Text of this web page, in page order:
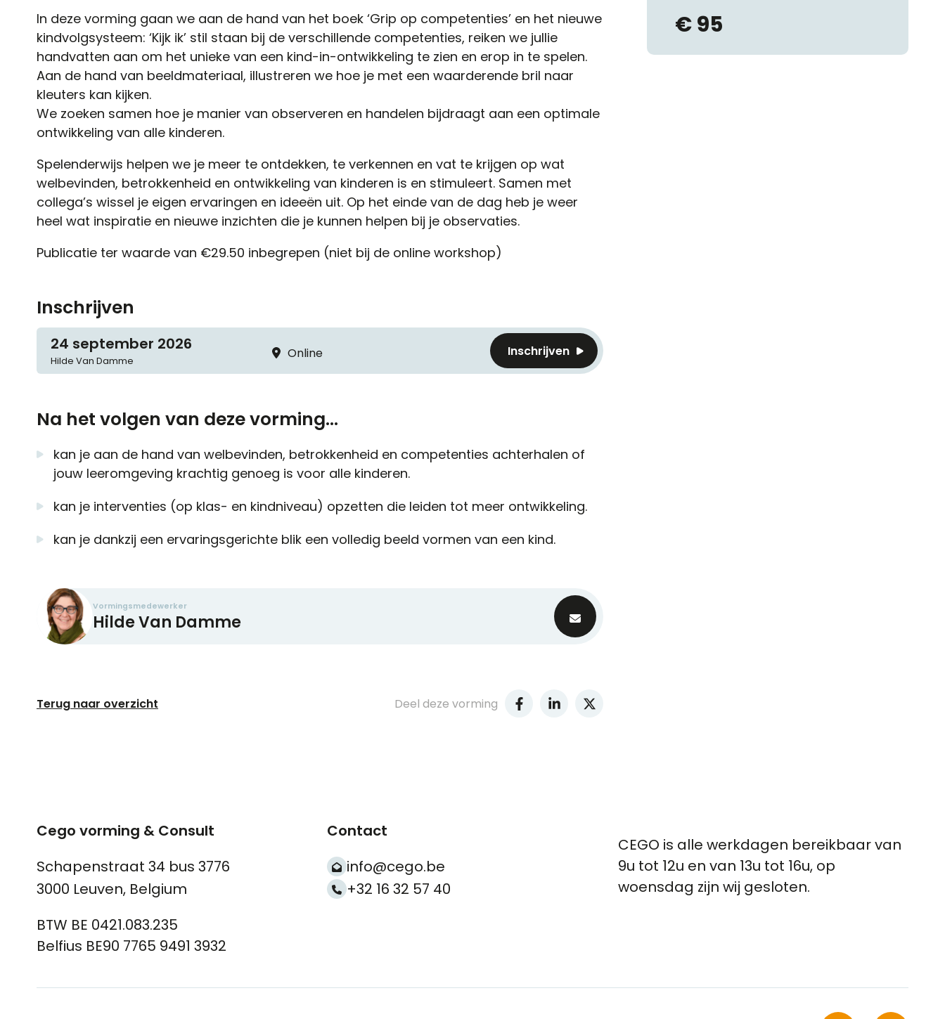
In deze vorming gaan we aan de hand van het boek ‘Grip op competenties’ en het nieuwe
kindvolgsysteem: ‘Kijk ik’ stil staan bij de verschillende competenties, reiken we jullie
handvatten aan om het unieke van een kind-in-ontwikkeling te zien en erop in te spelen.
Aan de hand van beeldmateriaal, illustreren we hoe je met een waarderende bril naar
kleuters kan kijken.
We zoeken samen hoe je manier van observeren en handelen bijdraagt aan een optimale
ontwikkeling van alle kinderen.
Spelenderwijs helpen we je meer te ontdekken, te verkennen en vat te krijgen op wat
welbevinden, betrokkenheid en ontwikkeling van kinderen is en stimuleert. Samen met
collega’s wissel je eigen ervaringen en ideeën uit. Op het einde van de dag heb je weer
heel wat inspiratie en nieuwe inzichten die je kunnen helpen bij je observaties.
Publicatie ter waarde van €29.50 inbegrepen (niet bij de online workshop)
Inschrijven
24 september 2026
Hilde Van Damme Online Inschrijven
Na het volgen van deze vorming...
kan je aan de hand van welbevinden, betrokkenheid en competenties achterhalen of
jouw leeromgeving krachtig genoeg is voor alle kinderen.
kan je interventies (op klas- en kindniveau) opzetten die leiden tot meer ontwikkeling.
kan je dankzij een ervaringsgerichte blik een volledig beeld vormen van een kind.
Vormingsmedewerker
HildeVan Damme
Terug naar overzicht Deel deze vorming
€ 95
Cego vorming & Consult
Schapenstraat 34 bus 3776
3000 Leuven, Belgium
BTW BE 0421.083.235
Belfius BE90 7765 9491 3932
Contact
info@cego.be
+32 16 32 57 40
CEGO is alle werkdagen bereikbaar van
9u tot 12u en van 13u tot 16u, op
woensdag zijn wij gesloten.